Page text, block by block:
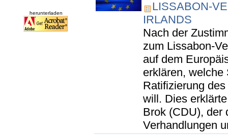
herunterladen
LISSABON-
IRLANDS
Nach der
zum Lissabon-
auf dem
erklären, welche
Ratifizierung
will. Dies
Brok (CDU), der
Verhandlungen